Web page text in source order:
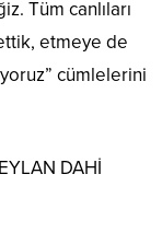
Tüm canlıları
etmeye de
cümlelerini
DAHİ